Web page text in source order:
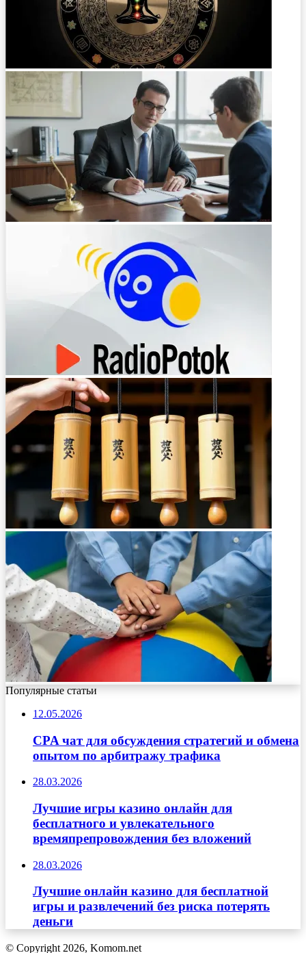
Популярные статьи
12.05.2026
CPA чат для обсуждения стратегий и обмена
опытом по арбитражу трафика
28.03.2026
Лучшие игры казино онлайн для
бесплатного и увлекательного
времяпрепровождения без вложений
28.03.2026
Лучшие онлайн казино для бесплатной
игры и развлечений без риска потерять
деньги
© Copyright 2026, Komom.net